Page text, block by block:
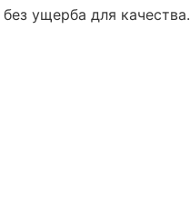
ущерба для качества.